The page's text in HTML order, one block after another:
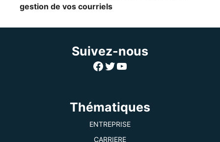
gestion de vos courriels
Suivez-nous
Facebook
Twitter
YouTube
Thématiques
ENTREPRISE
CARRIERE